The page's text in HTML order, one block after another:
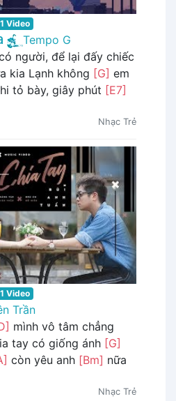
1 Video
Tempo G
người, để lại đấy chiếc
kia Lạnh không [G] em
tỏ bày, giây phút [E7]
Nhạc Trẻ
1 Video
Trần
mình vô tâm chẳng
tay có giống ánh [G]
còn yêu anh [Bm] nữa
Nhạc Trẻ